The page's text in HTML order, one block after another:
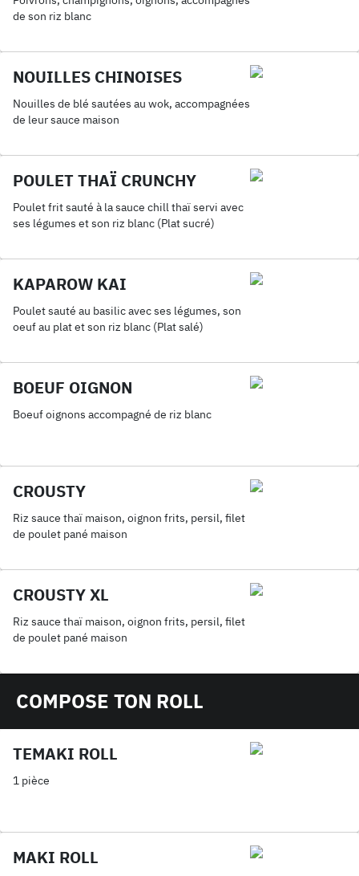
de son riz blanc
NOUILLES CHINOISES
Nouilles de blé sautées au wok, accompagnées
de leur sauce maison
POULET THAÏ CRUNCHY
Poulet frit sauté à la sauce chill thaï servi avec
ses légumes et son riz blanc (Plat sucré)
KAPAROW KAI
Poulet sauté au basilic avec ses légumes, son
oeuf au plat et son riz blanc (Plat salé)
BOEUF OIGNON
Boeuf oignons accompagné de riz blanc
CROUSTY
Riz sauce thaï maison, oignon frits, persil, filet
de poulet pané maison
CROUSTY XL
Riz sauce thaï maison, oignon frits, persil, filet
de poulet pané maison
COMPOSE TON ROLL
TEMAKI ROLL
1 pièce
MAKI ROLL